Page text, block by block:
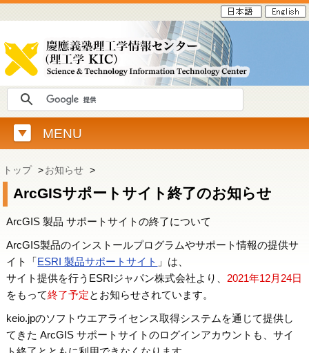
MENU
トップ >お知らせ >
ArcGISサポートサイト終了のお知らせ
ArcGIS 製品 サポートサイトの終了について
ArcGIS製品のインストールプログラムやサポート情報の提供サ
イト「ESRI 製品サポートサイト 」は、
サイト提供を行うESRIジャパン株式会社より、 2021年12月24日
をもって終了予定とお知らせされています。
keio.jpのソフトウエアライセンス取得システムを通じて提供し
てきた ArcGIS サポートサイトのログインアカウントも、サイ